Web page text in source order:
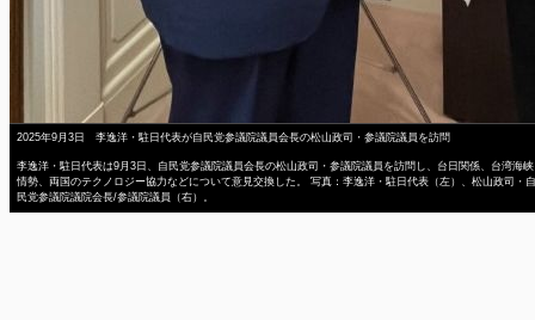
2025年9月3日 李逸洋・駐日代表が自民党参議院議員会長の松山政司・参議院議員を訪問
李逸洋・駐日代表は9月3日、自民党参議院議員会長の松山政司・参議院議員を訪問し、台日関係、台湾海峡
情勢、両国のテクノロジー協力などについて意見交換した。 写真：李逸洋・駐日代表（左）、松山政司・自
民党参議院議院会長/参議院議員（右）。